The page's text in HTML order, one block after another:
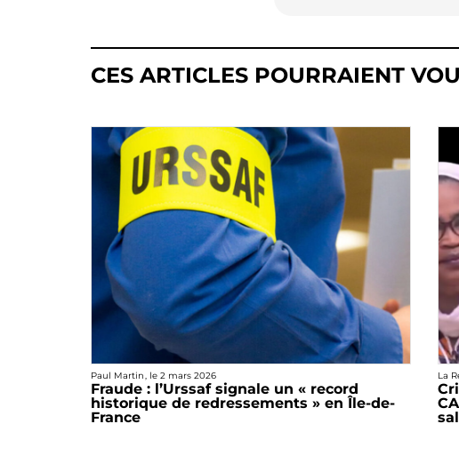
CES ARTICLES POURRAIENT
Paul Martin, le 2 mars 2026
Fraude : l’Urssaf signale un « record
historique de redressements » en Île-de-
France
La